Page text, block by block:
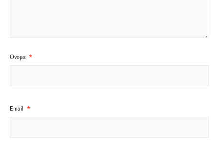
Όνομα *
Email *